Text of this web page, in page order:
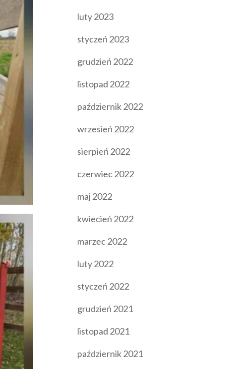
luty 2023
styczeń 2023
grudzień 2022
listopad 2022
październik 2022
wrzesień 2022
sierpień 2022
czerwiec 2022
maj 2022
kwiecień 2022
marzec 2022
luty 2022
styczeń 2022
grudzień 2021
listopad 2021
październik 2021